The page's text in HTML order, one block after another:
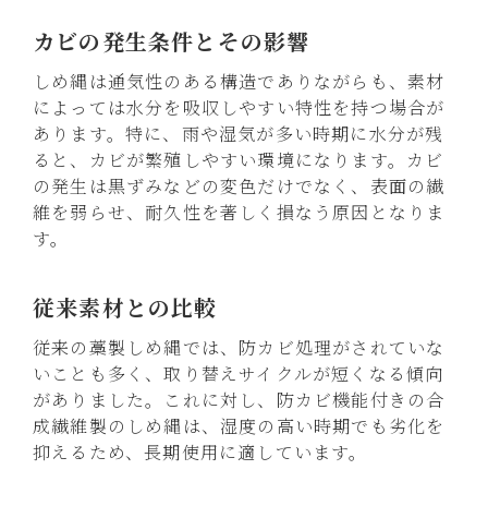
カビの発生条件とその影響
しめ縄は通気性のある構造でありながらも、素材
によっては水分を吸収しやすい特性を持つ場合が
あります。特に、雨や湿気が多い時期に水分が残
ると、カビが繁殖しやすい環境になります。カビ
の発生は黒ずみなどの変色だけでなく、表面の繊
維を弱らせ、耐久性を著しく損なう原因となりま
す。
従来素材との比較
従来の藁製しめ縄では、防カビ処理がされていな
いことも多く、取り替えサイクルが短くなる傾向
がありました。これに対し、防カビ機能付きの合
成繊維製のしめ縄は、湿度の高い時期でも劣化を
抑えるため、長期使用に適しています。